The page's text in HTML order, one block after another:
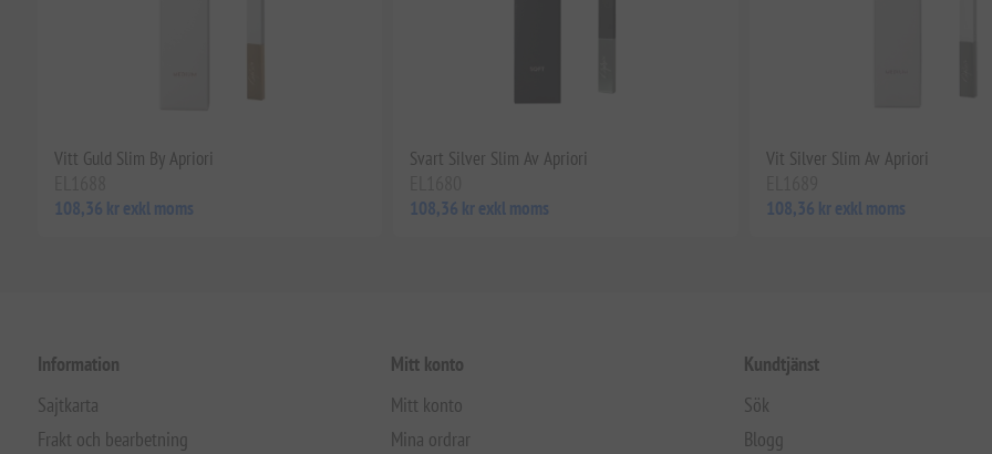
Vitt Guld Slim By Apriori
108,36 kr exkl moms
Svart Silver Slim Av Apriori
108,36 kr exkl moms
Vit Silver Slim Av Apriori
108,36 kr exkl moms
Information
Sajtkarta
Frakt och bearbetning
Mitt konto
Mitt konto
Mina ordrar
Kundtjänst
Sök
Blogg